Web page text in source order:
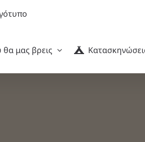
μας βρεις